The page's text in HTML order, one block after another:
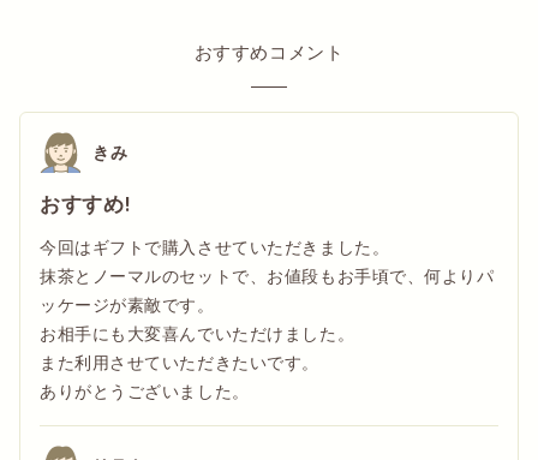
おすすめコメント
きみ
おすすめ!
今回はギフトで購入させていただきました。
抹茶とノーマルのセットで、お値段もお手頃で、何よりパ
ッケージが素敵です。
お相手にも大変喜んでいただけました。
また利用させていただきたいです。
ありがとうございました。